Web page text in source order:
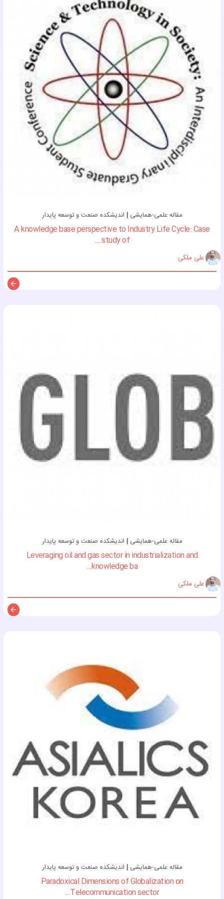
مقاله علمی-همایشی| اندیشکده صنعت و توسعه پایدار
A knowledge base perspective to Industry Life Cycle: Case
study of ...
علی ملکی
مقاله علمی-همایشی| اندیشکده صنعت و توسعه پایدار
Leveraging oil and gas sector in industrialization and
knowledge ba...
علی ملکی
مقاله علمی-همایشی| اندیشکده صنعت و توسعه پایدار
Paradoxical Dimensions of Globalization on
Telecommunication sector...